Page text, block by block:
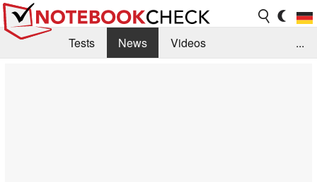
Tests News
Videos
...